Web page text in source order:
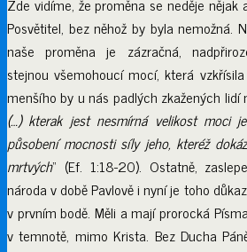
Posvětitel, bez něhož by byla nemožná.
naše proměna je zázračná,
stejnou všemohoucí mocí, která
menšího by u nás padlých zkažených lidí
(…) kterak jest nesmírná velikost moci
působení mocnosti síly jeho, kteréž
mrtvých“ (Ef. 1:18-20). Ostatně,
národa v době Pavlově i nyní je toho
v prvním bodě. Měli a mají prorocká
v temnotě, mimo Krista. Bez Ducha